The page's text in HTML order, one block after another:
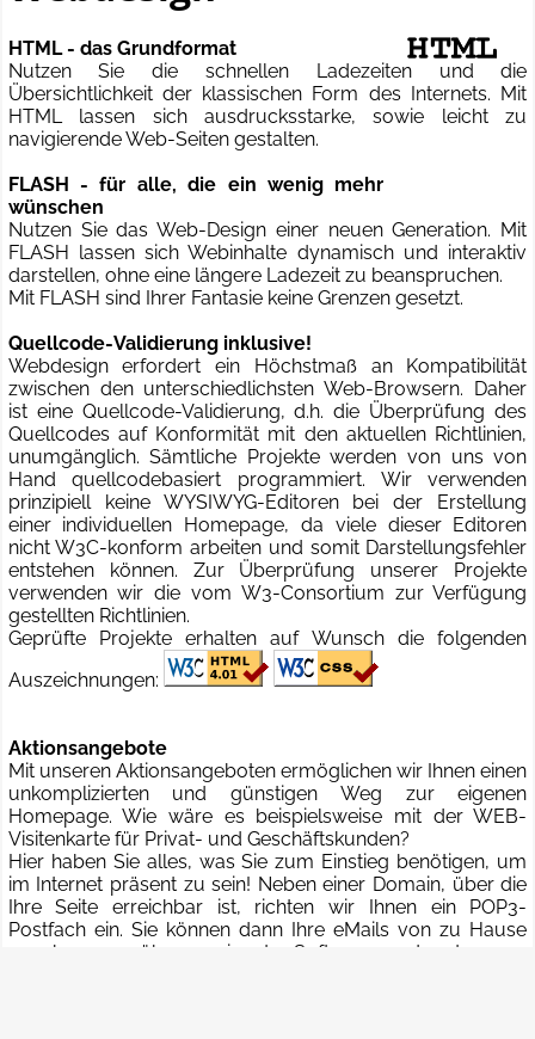
HTML - das Grundformat
Nutzen Sie die schnellen Ladezeiten und die
Übersichtlichkeit der klassischen Form des Internets. Mit
HTML lassen sich ausdrucksstarke, sowie leicht zu
navigierende Web-Seiten gestalten.
FLASH - für alle, die ein wenig mehr
wünschen
Nutzen Sie das Web-Design einer neuen Generation. Mit
FLASH lassen sich Webinhalte dynamisch und interaktiv
darstellen, ohne eine längere Ladezeit zu beanspruchen.
Mit FLASH sind Ihrer Fantasie keine Grenzen gesetzt.
Quellcode-Validierung inklusive!
Webdesign erfordert ein Höchstmaß an Kompatibilität
zwischen den unterschiedlichsten Web-Browsern. Daher
ist eine Quellcode-Validierung, d.h. die Überprüfung des
Quellcodes auf Konformität mit den aktuellen Richtlinien,
unumgänglich. Sämtliche Projekte werden von uns von
Hand quellcodebasiert programmiert. Wir verwenden
prinzipiell keine WYSIWYG-Editoren bei der Erstellung
einer individuellen Homepage, da viele dieser Editoren
nicht W3C-konform arbeiten und somit Darstellungsfehler
entstehen können. Zur Überprüfung unserer Projekte
verwenden wir die vom W3-Consortium zur Verfügung
gestellten Richtlinien.
Geprüfte Projekte erhalten auf Wunsch die folgenden
Auszeichnungen:
Aktionsangebote
Mit unseren Aktionsangeboten ermöglichen wir Ihnen einen
unkomplizierten und günstigen Weg zur eigenen
Homepage. Wie wäre es beispielsweise mit der WEB-
Visitenkarte für Privat- und Geschäftskunden?
Hier haben Sie alles, was Sie zum Einstieg benötigen, um
im Internet präsent zu sein! Neben einer Domain, über die
Ihre Seite erreichbar ist, richten wir Ihnen ein POP3-
Postfach ein. Sie können dann Ihre eMails von zu Hause
aus bequem über geeignete Software und unterwegs